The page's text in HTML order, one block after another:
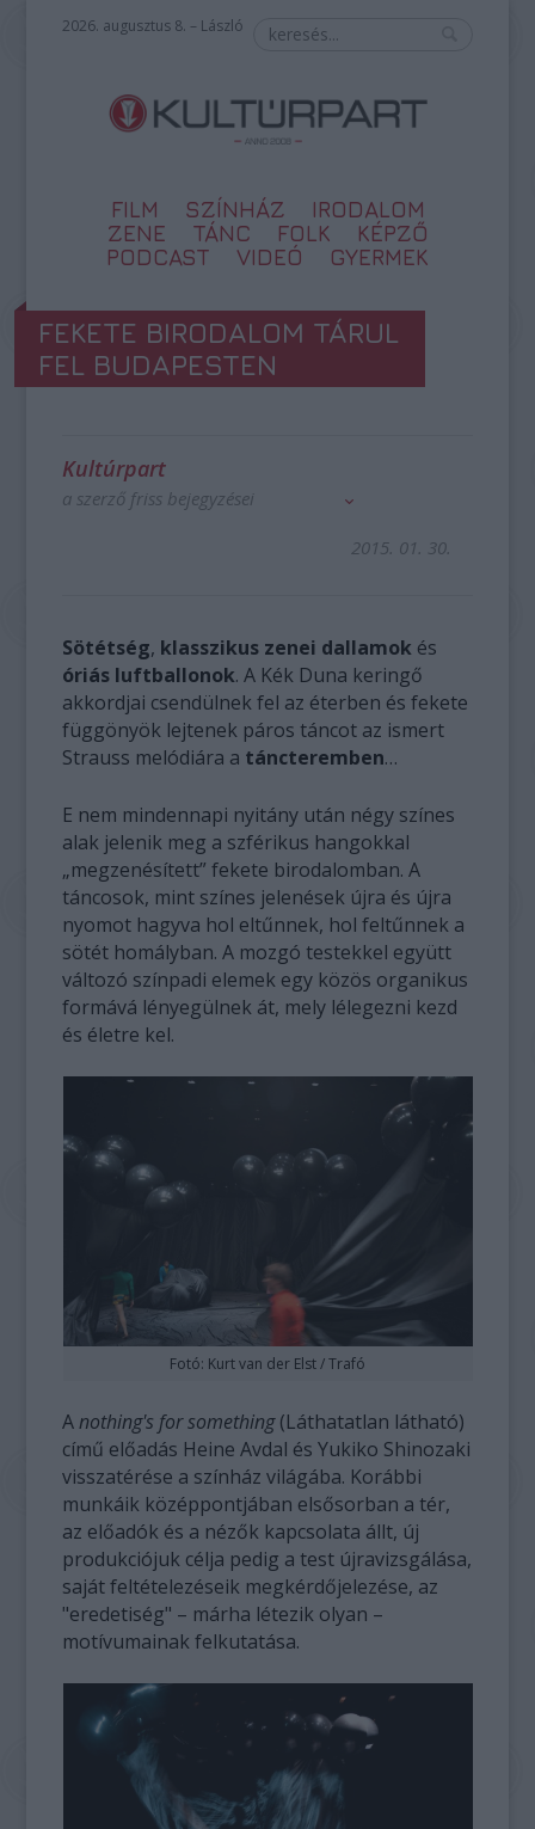
2026. augusztus 8. – László
FILM SZÍNHÁZ
IRODALOM
ZENE
TÁNC FOLK
KÉPZŐ
PODCAST
VIDEÓ GYERMEK
FEKETE BIRODALOM TÁRUL
FEL BUDAPESTEN
Kultúrpart
a szerző friss bejegyzései
2015. 01. 30.
Sötétség, klasszikus zenei dallamok és
óriás luftballonok. A Kék Duna keringő
akkordjai csendülnek fel az éterben és fekete
függönyök lejtenek páros táncot az ismert
Strauss melódiára a táncteremben…
E nem mindennapi nyitány után négy színes
alak jelenik meg a szférikus hangokkal
„megzenésített” fekete birodalomban. A
táncosok, mint színes jelenések újra és újra
nyomot hagyva hol eltűnnek, hol feltűnnek a
sötét homályban. A mozgó testekkel együtt
változó színpadi elemek egy közös organikus
formává lényegülnek át, mely lélegezni kezd
és életre kel.
Fotó: Kurt van der Elst / Trafó
Anothing's for something(Láthatatlan látható)
című előadás Heine Avdal és Yukiko Shinozaki
visszatérése a színház világába. Korábbi
munkáik középpontjában elsősorban a tér,
az előadók és a nézők kapcsolata állt, új
produkciójuk célja pedig a test újravizsgálása,
saját feltételezéseik megkérdőjelezése, az
"eredetiség" – márha létezik olyan –
motívumainak felkutatása.